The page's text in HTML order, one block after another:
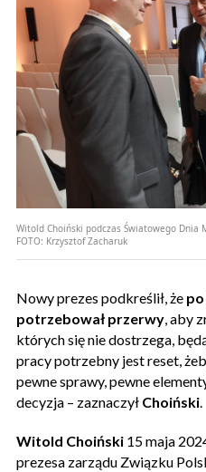
Witold Choiński podczas Światowego Dnia
FOTO: Krzysztof Zacharuk
Nowy prezes podkreślił, że
potrzebował przerwy , aby
których się nie dostrzega,
pracy potrzebny jest reset,
pewne sprawy, pewne
decyzja – zaznaczył Choiński
Witold Choiński 15 maja
prezesa zarządu Związku